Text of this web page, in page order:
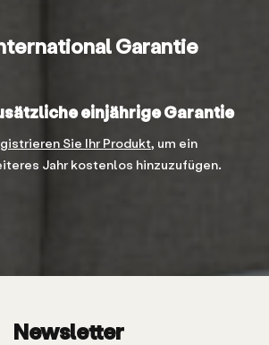
Garantie
einjährige Garantie
Sie Ihr Produkt, um ein
Jahr kostenlos hinzuzufügen.
Newsletter